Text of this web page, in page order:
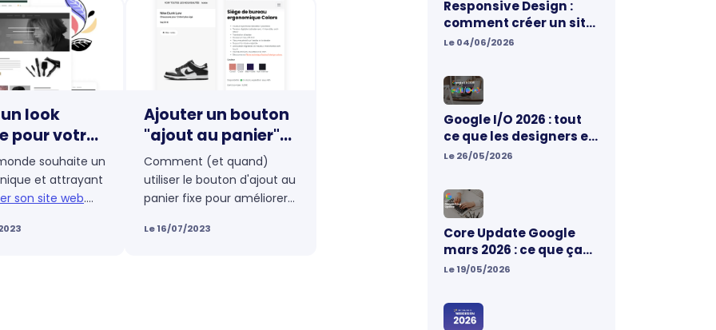
look
pour votre
avec les
E-monsite
souhaite un
et attrayant
son site web.
mais
Ajouter un bouton
"ajout au panier"
flottant qui
convertit
Le 16/07/2023
Comment (et quand)
utiliser le bouton d'ajout au
panier fixe pour améliorer
Nous avons expérimenté
Responsive Design :
comment créer un site
web vraiment adapté
Le 04/06/2026
Google I/O 2026 : tout
ce que les designers et
marketeurs doivent
Le 26/05/2026
Core Update Google
mars 2026 : ce que ça
change pour votre site
Le 19/05/2026